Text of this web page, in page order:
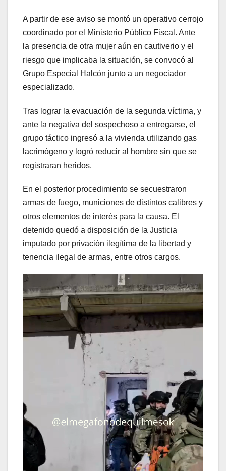
A partir de ese aviso se montó un operativo cerrojo
coordinado por el Ministerio Público Fiscal. Ante
la presencia de otra mujer aún en cautiverio y el
riesgo que implicaba la situación, se convocó al
Grupo Especial Halcón junto a un negociador
especializado.
Tras lograr la evacuación de la segunda víctima, y
ante la negativa del sospechoso a entregarse, el
grupo táctico ingresó a la vivienda utilizando gas
lacrimógeno y logró reducir al hombre sin que se
registraran heridos.
En el posterior procedimiento se secuestraron
armas de fuego, municiones de distintos calibres y
otros elementos de interés para la causa. El
detenido quedó a disposición de la Justicia
imputado por privación ilegítima de la libertad y
tenencia ilegal de armas, entre otros cargos.